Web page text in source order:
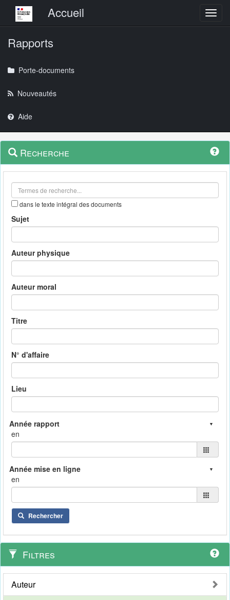
Menu principalAccueil
Rapports
Porte-documents
Nouveautés
Aide
Navigation
outils
Menu
contextuel
Recherche
dans le texte intégral des documents
Sujet
Auteur physique
Auteur moral
Titre
N° d'affaire
Lieu
en
en
Rechercher
Filtres
Auteur